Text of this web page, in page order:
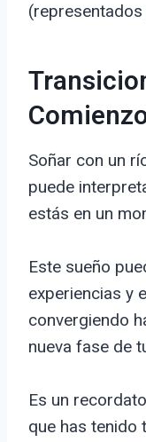
Soñar con un
puede
estás en un
Este sueño
experiencias y
convergiendo
nueva fase de
Es un
que has tenido